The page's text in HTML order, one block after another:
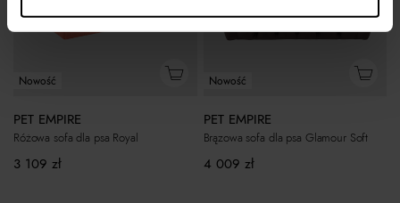
Nowość
PET EMPIRE
Różowa sofa dla psa Royal
3 109 zł
Nowość
PET EMPIRE
Brązowa sofa dla psa Glamour Soft
4 009 zł